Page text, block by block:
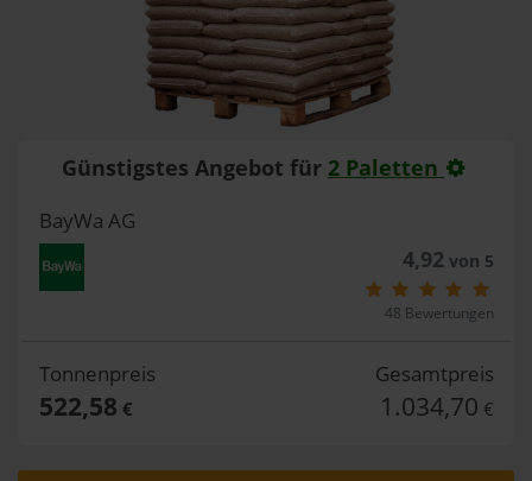
Günstigstes Angebot für 2 Paletten
BayWa AG
4,92von 5
48 Bewertungen
Tonnenpreis
522,58 €
Gesamtpreis
1.034,70 €